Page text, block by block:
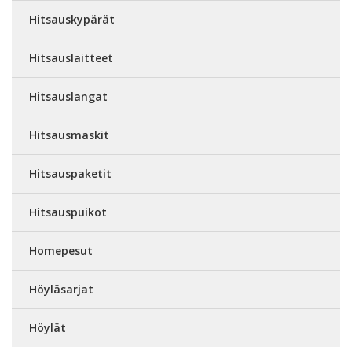
Hitsauskypärät
Hitsauslaitteet
Hitsauslangat
Hitsausmaskit
Hitsauspaketit
Hitsauspuikot
Homepesut
Höyläsarjat
Höylät